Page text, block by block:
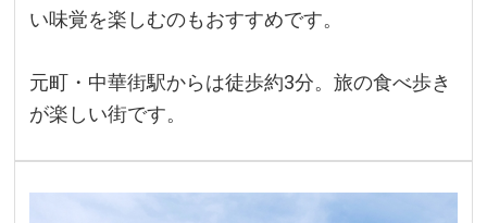
い味覚を楽しむのもおすすめです。
元町・中華街駅からは徒歩約3分。旅の食べ歩き
が楽しい街です。